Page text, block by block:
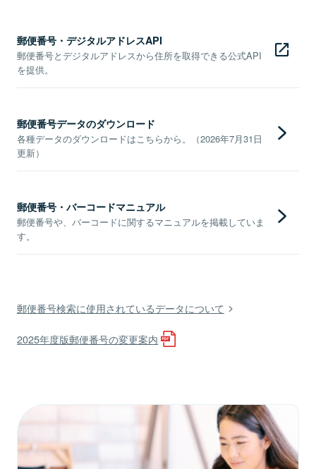
郵便番号・デジタルアドレスAPI
郵便番号とデジタルアドレスから住所を取得できる公式API
を提供。
郵便番号データのダウンロード
各種データのダウンロードはこちらから。（2026年7月31日
更新）
郵便番号・バーコードマニュアル
郵便番号や、バーコードに関するマニュアルを掲載していま
す。
郵便番号検索に使用されているデータについて
2025年度版郵便番号の変更案内